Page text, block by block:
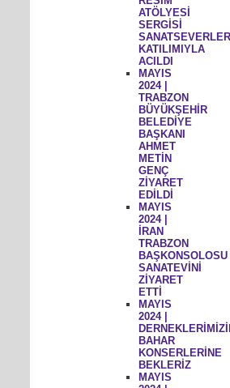
ATÖLYESİ
SERGİSİ
KATILIMIYLA
ACILDI
MAYIS
2024 |
TRABZON
BÜYÜKŞEHİR
BELEDİYE
BAŞKANI
AHMET
METİN
GENÇ
ZİYARET
EDİLDİ
MAYIS
2024 |
İRAN
TRABZON
BAŞKONSOLOSU
SANATEVİNİ
ZİYARET
ETTİ
MAYIS
2024 |
BAHAR
KONSERLERİNE
BEKLERİZ
MAYIS